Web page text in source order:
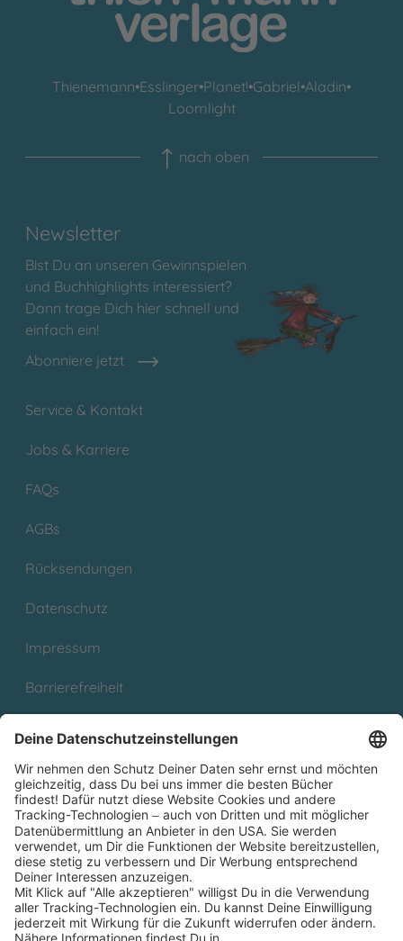
Thienemann•Esslinger•Planet!•Gabriel•Aladin•
Loomlight
nach oben
Newsletter
Bist Du an unseren Gewinnspielen
und Buchhighlights interessiert?
Dann trage Dich hier schnell und
einfach ein!
Abonniere jetzt
Service & Kontakt
Jobs & Karriere
FAQs
AGBs
Rücksendungen
Datenschutz
Impressum
Barrierefreiheit
Partnerprogramm (Affiliate)
Folge uns auf
* Versandkostenfrei ab 9,00 € Bestellwert innerhalb